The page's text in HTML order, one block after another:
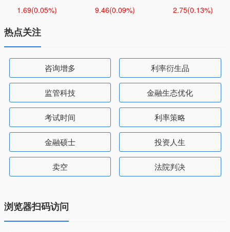
1.69(0.05%) 9.46(0.09%) 2.75(0.13%)
热点关注
咨询增多 利率衍生品
监管科技 金融生态优化
考试时间 利率策略
金融硕士 投资人生
卖空 法院判决
浏览器扫码访问